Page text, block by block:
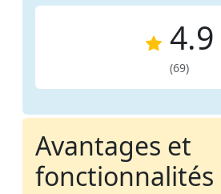
4.9
(69)
Avantages et
fonctionnalités